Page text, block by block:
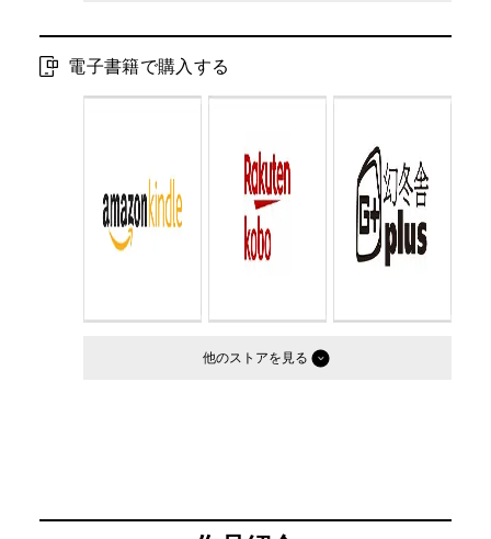
電子書籍で購入する
他のストア